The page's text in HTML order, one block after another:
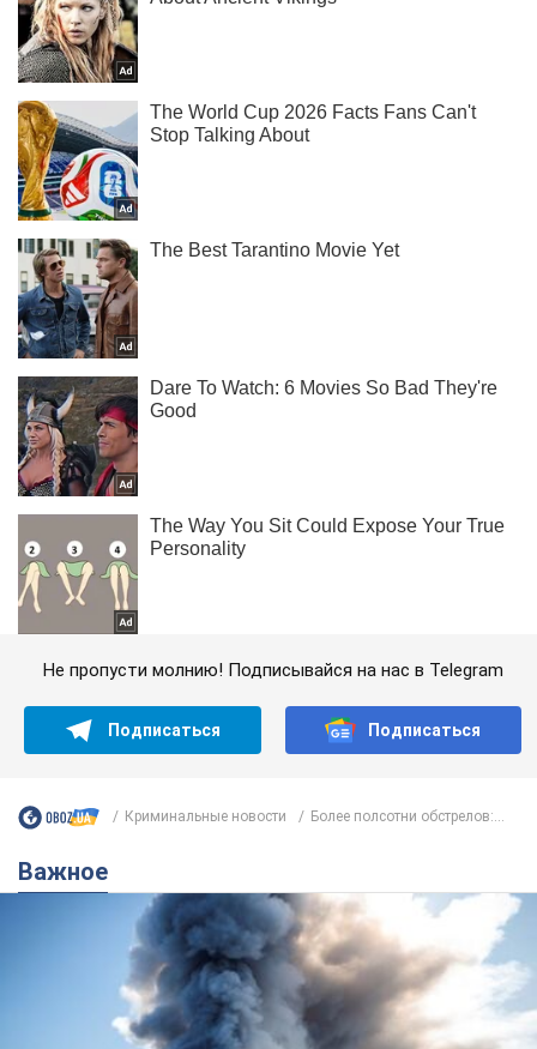
Не пропусти молнию! Подписывайся на нас в Telegram
Подписаться Подписаться
Криминальные новости Более полсотни обстрелов:...
Важное